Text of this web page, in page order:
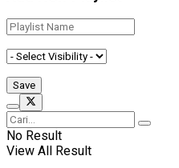
No Result
View All Result